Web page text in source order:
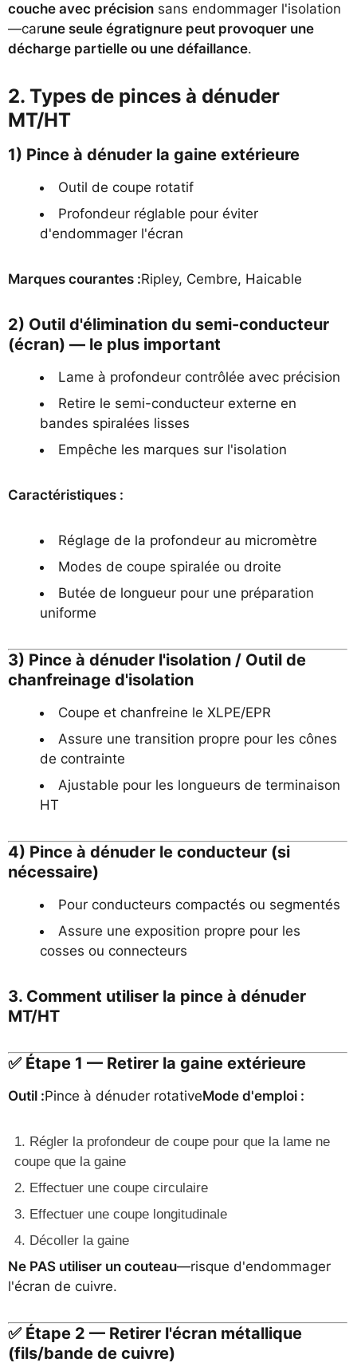
couche avec précision sans endommager l'isolation
—carune seule égratignure peut provoquer une
décharge partielle ou une défaillance.
2. Types de pinces à dénuder
MT/HT
1) Pince à dénuder la gaine extérieure
Outil de coupe rotatif
Profondeur réglable pour éviter
d'endommager l'écran
Marques courantes :Ripley, Cembre, Haicable
2) Outil d'élimination du semi-conducteur
(écran) — le plus important
Lame à profondeur contrôlée avec précision
Retire le semi-conducteur externe en
bandes spiralées lisses
Empêche les marques sur l'isolation
Caractéristiques :
Réglage de la profondeur au micromètre
Modes de coupe spiralée ou droite
Butée de longueur pour une préparation
uniforme
3) Pince à dénuder l'isolation / Outil de
chanfreinage d'isolation
Coupe et chanfreine le XLPE/EPR
Assure une transition propre pour les cônes
de contrainte
Ajustable pour les longueurs de terminaison
HT
4) Pince à dénuder le conducteur (si
nécessaire)
Pour conducteurs compactés ou segmentés
Assure une exposition propre pour les
cosses ou connecteurs
3. Comment utiliser la pince à dénuder
MT/HT
✅ Étape 1 — Retirer la gaine extérieure
Outil :Pince à dénuder rotativeMode d'emploi :
Régler la profondeur de coupe pour que la lame ne
coupe que la gaine
Effectuer une coupe circulaire
Effectuer une coupe longitudinale
Décoller la gaine
Ne PAS utiliser un couteau—risque d'endommager
l'écran de cuivre.
✅ Étape 2 — Retirer l'écran métallique
(fils/bande de cuivre)